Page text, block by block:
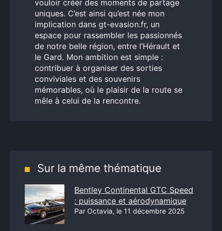
vouloir créer des moments de partage
uniques. C’est ainsi qu’est née mon
implication dans gt-evasion.fr, un
espace pour rassembler les passionnés
de notre belle région, entre l’Hérault et
le Gard. Mon ambition est simple :
contribuer à organiser des sorties
conviviales et des souvenirs
mémorables, où le plaisir de la route se
mêle à celui de la rencontre.
Sur la même thématique
Bentley Continental GTC Speed
: puissance et aérodynamique
Par Octavia, le 11 décembre 2025